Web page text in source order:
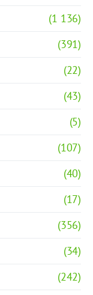
(1 136)
(391)
(22)
(43)
(5)
(107)
(40)
(17)
(356)
(34)
(242)